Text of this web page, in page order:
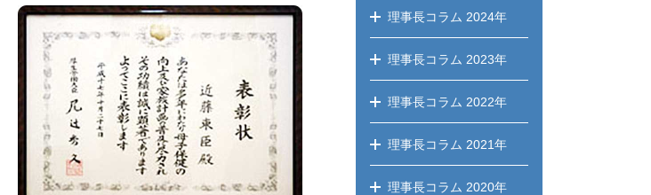
理事長コラム 2024年
理事長コラム 2023年
理事長コラム 2022年
理事長コラム 2021年
理事長コラム 2020年